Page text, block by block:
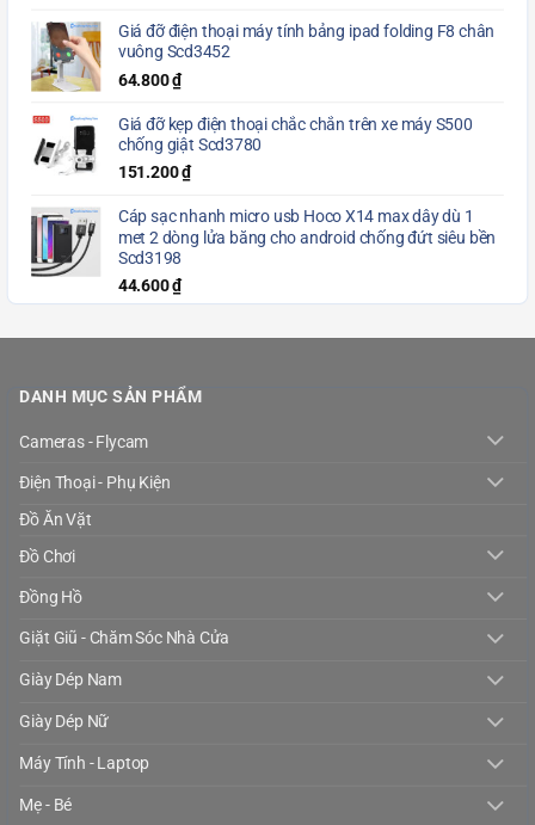
Giá đỡ điện thoại máy tính bảng ipad folding F8 chân
vuông Scd3452
64.800₫
Giá đỡ kẹp điện thoại chắc chắn trên xe máy S500
chống giật Scd3780
151.200₫
Cáp sạc nhanh micro usb Hoco X14 max dây dù 1
met 2 dòng lửa băng cho android chống đứt siêu bền
Scd3198
44.600₫
DANH MỤC SẢN PHẨM
Cameras - Flycam
Điện Thoại - Phụ Kiện
Đồ Ăn Vặt
Đồ Chơi
Đồng Hồ
Giặt Giũ - Chăm Sóc Nhà Cửa
Giày Dép Nam
Giày Dép Nữ
Máy Tính - Laptop
Mẹ - Bé